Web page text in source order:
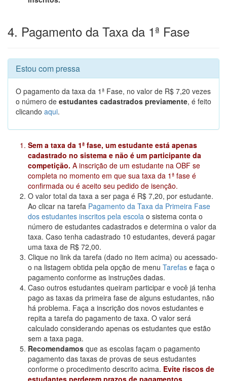
4. Pagamento da Taxa da 1ª Fase
Estou com pressa
O pagamento da taxa da 1ª Fase, no valor de R$ 7,20 vezes
o número de estudantes cadastrados previamente, é feito
clicando aqui.
Sem a taxa da 1ª fase, um estudante está apenas
cadastrado no sistema e não é um participante da
competição. A inscrição de um estudante na OBF se
completa no momento em que sua taxa da 1ª fase é
confirmada ou é aceito seu pedido de isenção.
O valor total da taxa a ser paga é R$ 7,20, por estudante.
Ao clicar na tarefa Pagamento da Taxa da Primeira Fase
dos estudantes inscritos pela escola o sistema conta o
número de estudantes cadastrados e determina o valor da
taxa. Caso tenha cadastrado 10 estudantes, deverá pagar
uma taxa de R$ 72,00.
Clique no link da tarefa (dado no item acima) ou acessado-
o na listagem obtida pela opção de menu Tarefas e faça o
pagamento conforme as instruções dadas.
Caso outros estudantes queiram participar e você já tenha
pago as taxas da primeira fase de alguns estudantes, não
há problema. Faça a inscrição dos novos estudantes e
repita a tarefa do pagamento de taxa. O valor será
calculado considerando apenas os estudantes que estão
sem a taxa paga.
Recomendamos que as escolas façam o pagamento
pagamento das taxas de provas de seus estudantes
conforme o procedimento descrito acima. Evite riscos de
estudantes perderem prazos de pagamentos.